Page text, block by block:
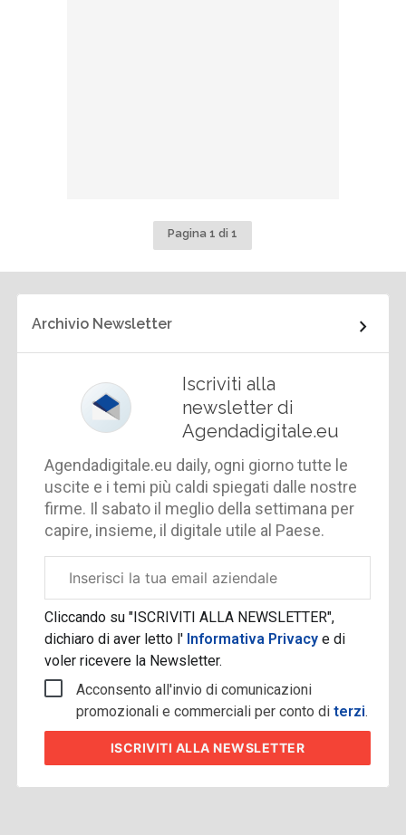
Pagina 1 di 1
Archivio Newsletter
Iscriviti alla
newsletter di
Agendadigitale.eu
Agendadigitale.eu daily, ogni giorno tutte le
uscite e i temi più caldi spiegati dalle nostre
firme. Il sabato il meglio della settimana per
capire, insieme, il digitale utile al Paese.
aziendale
Cliccando su "ISCRIVITI ALLA NEWSLETTER",
dichiaro di aver letto l' Informativa Privacye di
voler ricevere la Newsletter.
Acconsento all'invio di comunicazioni
promozionali e commerciali per conto diterzi.
ISCRIVITI ALLA NEWSLETTER